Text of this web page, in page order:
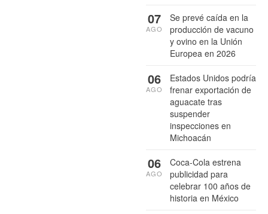
Se prevé caída en la
producción de vacuno
y ovino en la Unión
Europea en 2026
07
AGO
Estados Unidos podría
frenar exportación de
aguacate tras
suspender
inspecciones en
Michoacán
06
AGO
Coca-Cola estrena
publicidad para
celebrar 100 años de
historia en México
06
AGO